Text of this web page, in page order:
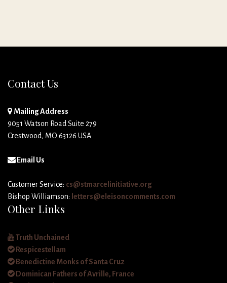
Contact Us
Mailing Address
9051 Watson Road Suite 279
Crestwood, MO 63126 USA
Email Us
Customer Service: cs@stmarcelinitiative.org
Bishop Williamson: letters@eleisoncomments.com
Other Links
Truth Unchained
Respicestellam
Benedictine Monks of Santa Cruz
Dominican Fathers of Avrille, France